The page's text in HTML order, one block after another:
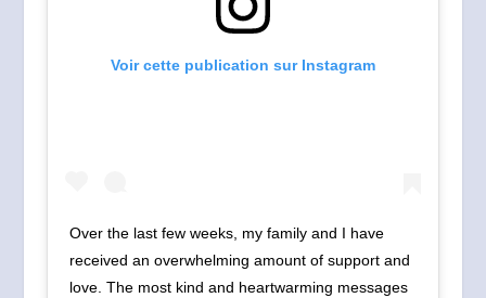
Voir cette publication sur Instagram
Over the last few weeks, my family and I have
received an overwhelming amount of support and
love. The most kind and heartwarming messages